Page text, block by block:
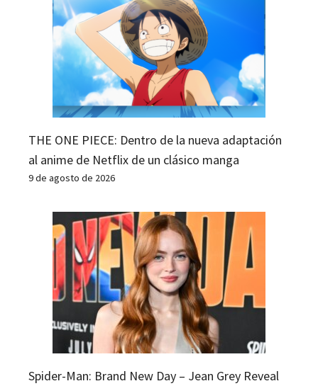
THE ONE PIECE: Dentro de la nueva adaptación
al anime de Netflix de un clásico manga
9 de agosto de 2026
Spider-Man: Brand New Day – Jean Grey Reveal